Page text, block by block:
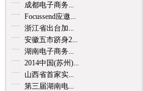
成都电子商务...
Focussend应邀...
浙江省出台加...
安徽五市跻身2...
湖南电子商务...
2014中国(苏州)...
山西省首家实...
第三届湖南电...